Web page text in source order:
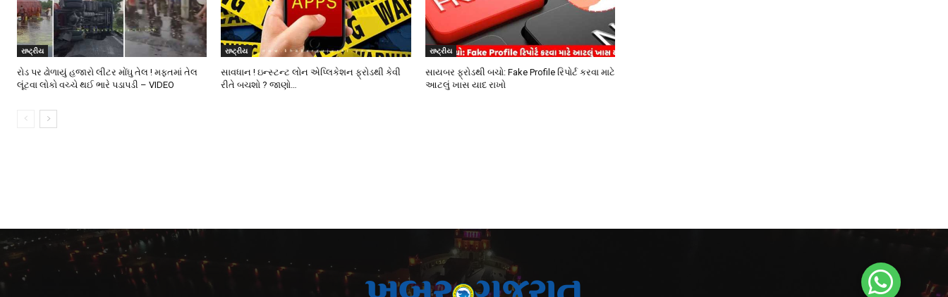
રાષ્ટ્રીય
રોડ પર ઢોળાયું હજારો લીટર મોંઘુ તેલ ! મફતમાં તેલ
લૂંટવા લોકો વચ્ચે થઈ ભારે પડાપડી – VIDEO
રાષ્ટ્રીય
સાવધાન ! ઇન્સ્ટન્ટ લોન એપ્લિકેશન ફ્રોડથી કેવી
રીતે બચશો ? જાણો…
રાષ્ટ્રીય
સાયબર ફ્રોડથી બચો: Fake Profile રિપોર્ટ કરવા માટે
આટલું ખાસ યાદ રાખો